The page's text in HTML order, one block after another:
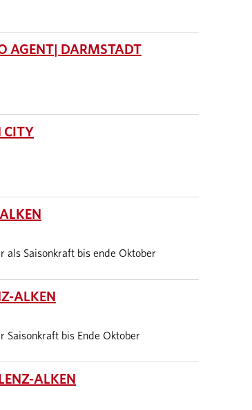
AGENT| DARMSTADT
CITY
als Saisonkraft bis ende Oktober
ALKEN
Saisonkraft bis Ende Oktober
ALKEN